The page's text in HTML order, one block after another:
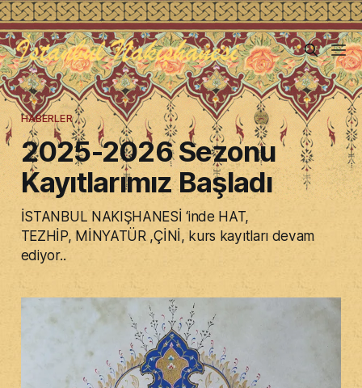
HABERLER
2025-2026 Sezonu
Kayıtlarımız Başladı
İSTANBUL NAKIŞHANESİ ‘inde HAT,
TEZHİP, MİNYATÜR ,ÇİNİ, kurs kayıtları devam
ediyor..